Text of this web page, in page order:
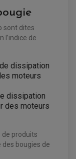
sont dites
l’indice de
dissipation
moteurs
dissipation
des moteurs
produits
bougies de